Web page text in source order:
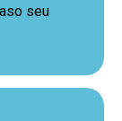
seu